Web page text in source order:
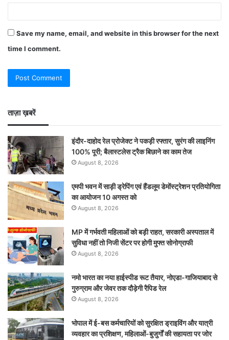
Save my name, email, and website in this browser for the next
time I comment.
ताज़ा ख़बरें
इंदौर-दाहोद रेल प्रोजेक्ट ने पकड़ी रफ्तार, सुरंग की लाइनिंग
100% पूरी; बैलास्टलेस ट्रैक बिछाने का काम तेज
August 8, 2026
एमपी भवन में साड़ी ड्रेपिंग एवं हैंडलूम डेमोंस्ट्रेशन प्रतियोगिता
का आयोजन 10 अगस्त को
August 8, 2026
MP में गर्भवती महिलाओं को बड़ी राहत, सरकारी अस्पताल में
सुविधा नहीं तो निजी सेंटर पर होगी मुफ्त सोनोग्राफी
August 8, 2026
नमो भारत का नया हाईस्पीड रूट तैयार, नोएडा-गाजियाबाद से
गुरुग्राम और जेवर तक दौड़ेगी रैपिड रेल
August 8, 2026
भोपाल में ई-बस कर्मचारियों को सुरक्षित ड्राइविंग और यात्री
व्यवहार का प्रशिक्षण, महिलाओं-बुजुर्गों की सहायता पर जोर